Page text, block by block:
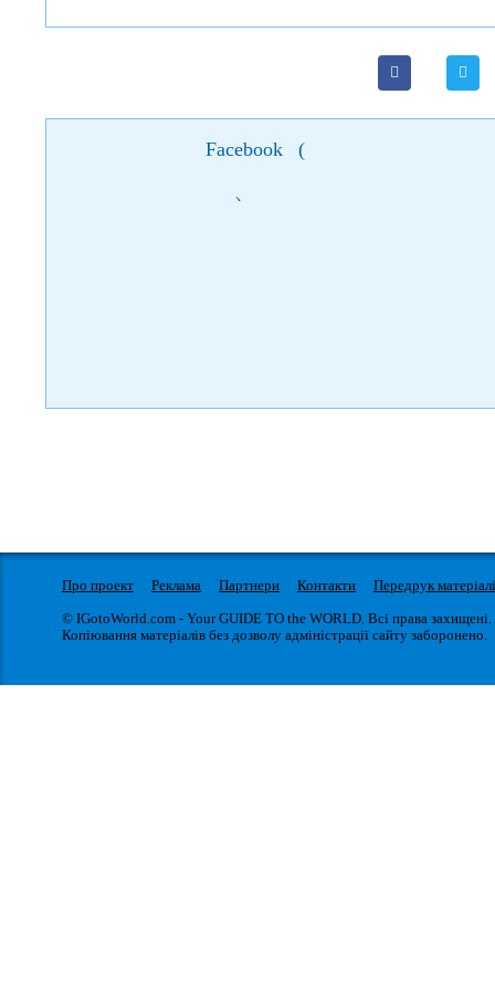
Facebook (
)
Про проект Реклама Партнери Контакти
Передрук
© IGotoWorld.com - Your GUIDE TO the WORLD. Всі права захищені.
Копіювання матеріалів без дозволу адміністрації сайту заборонено.